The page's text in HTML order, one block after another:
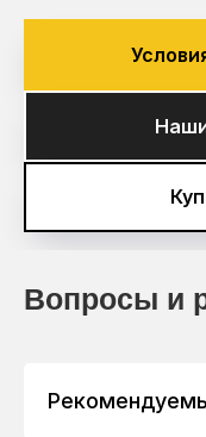
Вопросы и